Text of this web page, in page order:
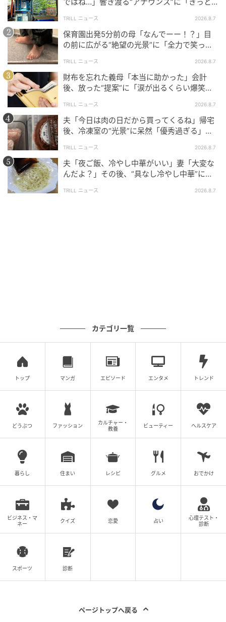
そこがまちがってたんかいwww
コメント欄には、投稿者さんと同じように、子どもに
実年齢より上の年齢を周囲に言いふらされていたとい
う体験談も寄せられていました。
年齢を勘違いしていたとはいえ、次男さんにとって若
くて綺麗なお母さんが自慢であることに変わりはない
のでしょう。
そんな投稿者さんなら、きっと本物の“奇跡の50代”を
目指せるはず。そのとき次男さんが改めて、「奇跡の
50代」と言ってくれるのかも、気になるところです
次の記事
#1 「あっ、財布忘れちゃった」「いいよ出
すよ〜！」これが全ての始まりでした
の記事をもっとみる
TRILL ニュース 2026.8.7
保育園出発5分前の母「なんでーー！？」目
の前に広がる“絶望の光景”に「全力で笑っ
TRILL ニュース 2026.8.7
財布を忘れた義母「本当に助かった」会計
後、放った“提案”に「涙が出るくらい爆笑」
TRILL ニュース 2026.8.7
夫「今日は肉の日だから買ってくるね」帰宅
後、冷凍室の“光景”に呆然「優秀過ぎる」
TRILL ニュース 2026.8.7
夫「夜ご飯、冷やし中華がいい」妻「大変な
んだよ？」その後、“具なし冷やし中華”にな
TRILL ニュース 2026.8.7
カテゴリ一覧
トップ マンガ エピソード エンタメ トレンド
どうぶつ ファッション
カルチャー・
教養
ビューティー ヘルスケア
暮らし 住まい レシピ グルメ おでかけ
ビジネス・マ
ネー
クイズ 恋愛 占い
心理テスト・
診断
スポーツ 診断
ページトップへ戻る